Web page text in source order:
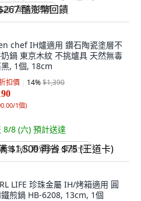
酷澎幣回饋
chef IH爐適用 鑽石陶瓷塗層不
鍋 東京木紋 不挑爐具 天然無毒
, 1個, 18cm
扣價 14%$1,390
1個)
8/8 (六) 預計送達
$1,500 再省 $75 (王道卡)
LIFE 珍珠金屬 IH/烤箱適用 圓
煎鍋 HB-6208, 13cm, 1個